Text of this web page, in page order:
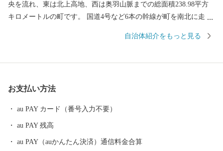
央を流れ、東は北上高地、西は奥羽山脈までの総面積238.98平方
キロメートルの町です。 国道4号など6本の幹線が町を南北に走
やブドウ、西部では西洋梨などのフルーツ栽培も盛んです。
自治体紹介をもっと見る
お支払い方法
au PAY カード（番号入力不要）
au PAY 残高
au PAY（auかんたん決済）通信料金合算